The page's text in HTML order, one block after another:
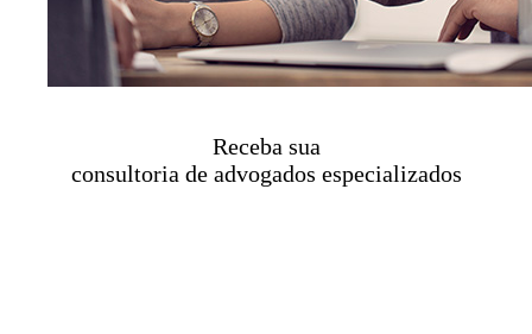
Receba sua
consultoria de advogados especializados